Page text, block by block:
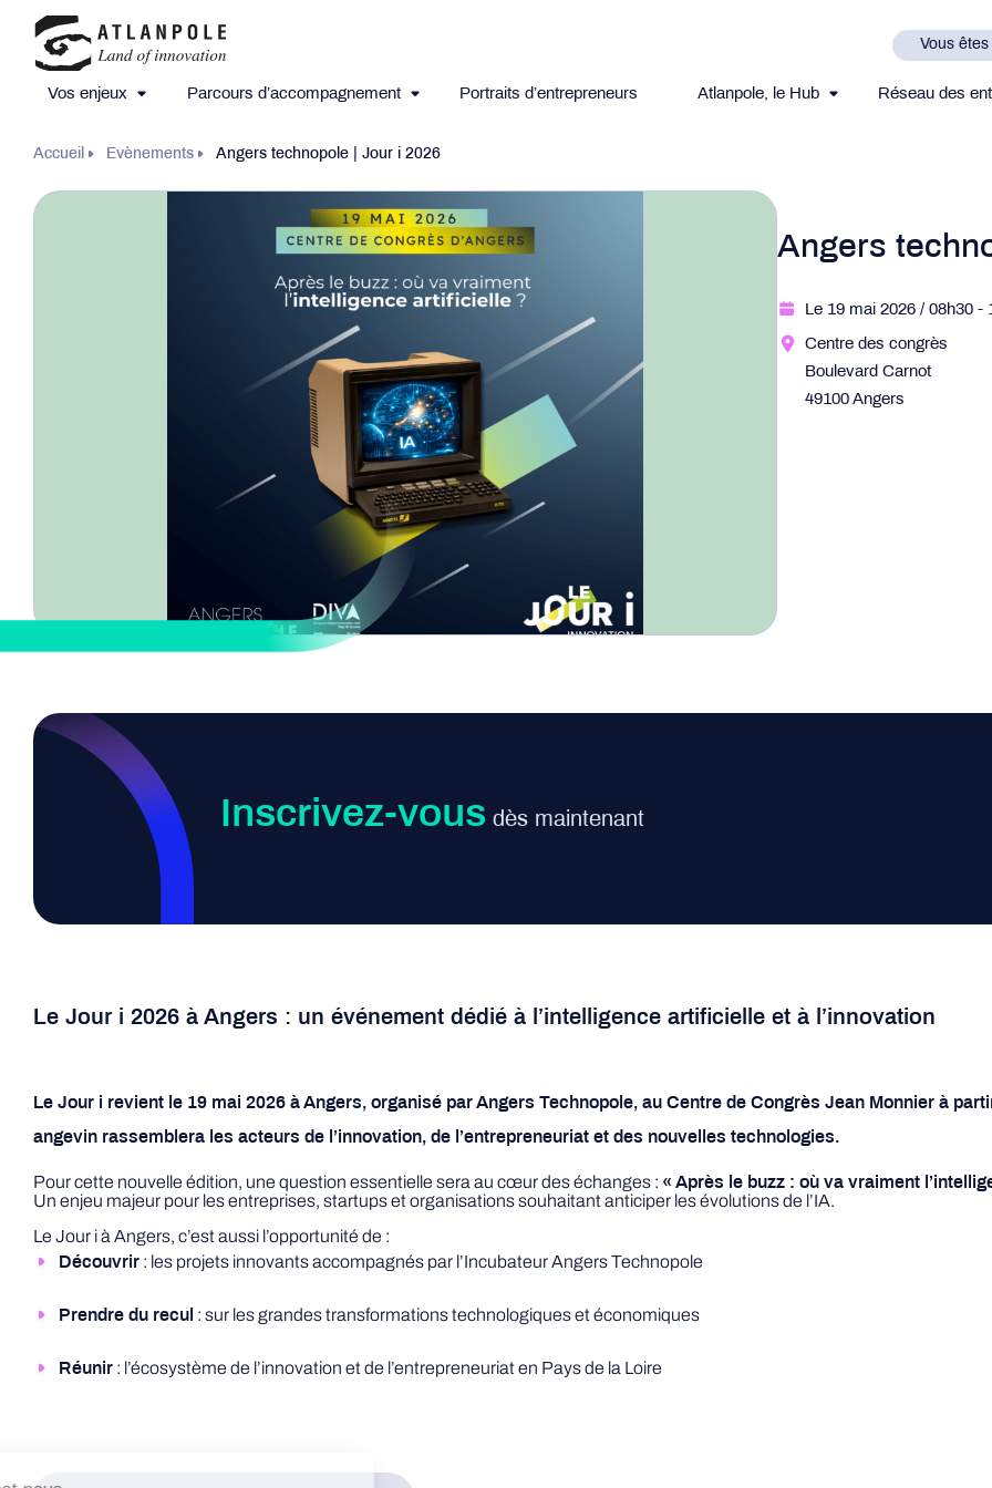
Vous êtes
Vos enjeux Parcours d’accompagnement Portraits d’entrepreneurs Atlanpole, le Hub Réseau des
Accueil Evènements Angers technopole | Jour i 2026
Angers
Le 19 mai 2026 / 08h30 -
Centre des congrès
Boulevard Carnot
49100 Angers
Inscrivez-vous dès maintenant
Le Jour i 2026 à Angers : un événement dédié à l’intelligence artificielle et à l’innovation
Le Jour i revient le 19 mai 2026 à Angers, organisé par Angers Technopole, au Centre de Congrès Jean Monnier à
angevin rassemblera les acteurs de l’innovation, de l’entrepreneuriat et des nouvelles technologies.
Pour cette nouvelle édition, une question essentielle sera au cœur des échanges : « Après le buzz : où va vraiment
Un enjeu majeur pour les entreprises, startups et organisations souhaitant anticiper les évolutions de l’IA.
Le Jour i à Angers, c’est aussi l’opportunité de :
Découvrir : les projets innovants accompagnés par l’Incubateur Angers Technopole
Prendre du recul : sur les grandes transformations technologiques et économiques
Réunir : l’écosystème de l’innovation et de l’entrepreneuriat en Pays de la Loire